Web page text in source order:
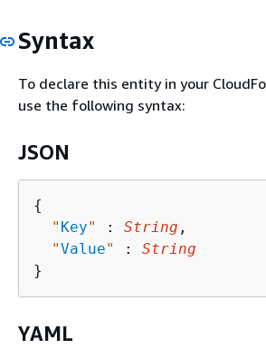
Syntax
To declare this entity in your
use the following syntax:
JSON
{
" Key" : String ,
"Value" : String
YAML